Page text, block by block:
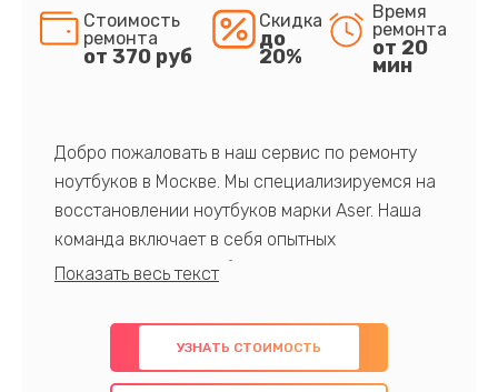
Стоимость
ремонта
от 370 руб
Скидка
до
20%
Время
ремонта
от 20
мин
Добро пожаловать в наш сервис по ремонту
ноутбуков в Москве. Мы специализируемся на
восстановлении ноутбуков марки Aser. Наша
команда включает в себя опытных
профессионалов с обширными знаниями и
предлагаем быстрый и качественный ремонт с
использованием оригинальных компонентов, а
также гарантируем качество всех
УЗНАТЬ СТОИМОСТЬ